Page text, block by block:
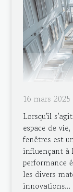
16 mars
Lorsqu'il
espace de
fenêtres est
influençant à
performance
les divers
innovations...